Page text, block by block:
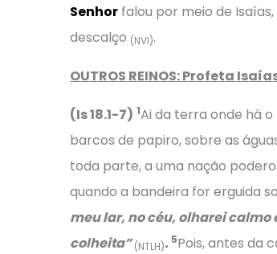
Senhor falou por meio de
descalço (NVI).
OUTROS REINOS: Profeta
(Is 18.1-7) 1Ai da terra onde há
barcos de papiro, sobre as
toda parte, a uma nação
quando a bandeira for erguida
meu lar, no céu, olharei calmo
colheita”(NTLH). 5Pois, antes da